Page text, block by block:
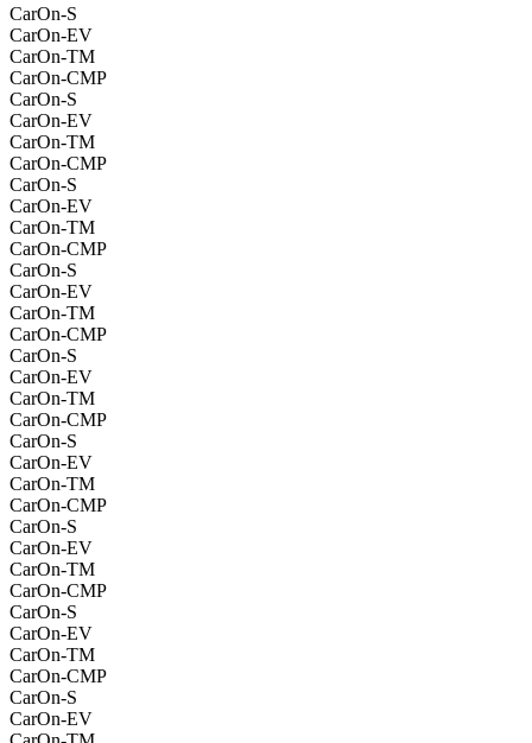
CarOn-S
CarOn-EV
CarOn-TM
CarOn-CMP
CarOn-S
CarOn-EV
CarOn-TM
CarOn-CMP
CarOn-S
CarOn-EV
CarOn-TM
CarOn-CMP
CarOn-S
CarOn-EV
CarOn-TM
CarOn-CMP
CarOn-S
CarOn-EV
CarOn-TM
CarOn-CMP
CarOn-S
CarOn-EV
CarOn-TM
CarOn-CMP
CarOn-S
CarOn-EV
CarOn-TM
CarOn-CMP
CarOn-S
CarOn-EV
CarOn-TM
CarOn-CMP
CarOn-S
CarOn-EV